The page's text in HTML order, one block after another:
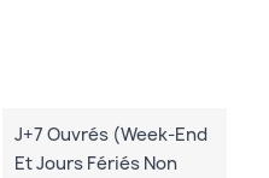
J+7 Ouvrés (week-End
Et Jours Fériés Non